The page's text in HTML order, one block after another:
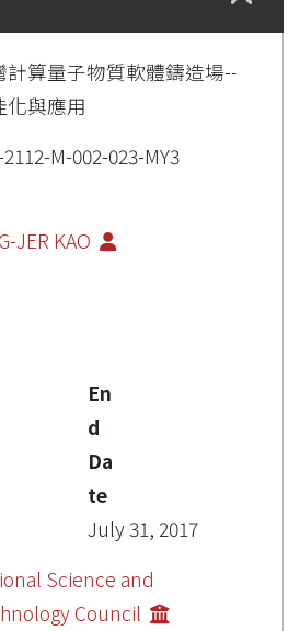
計算量子物質軟體鑄造場--
化與應用
2112-M-002-023-MY3
JER KAO
En
d
Da
te
July 31, 2017
Science and
Council